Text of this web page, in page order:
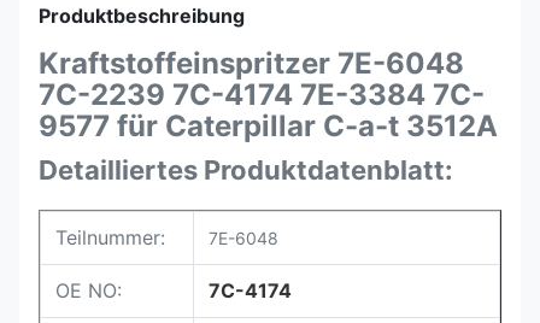
Produktbeschreibung
Kraftstoffeinspritzer 7E-6048
7C-2239 7C-4174 7E-3384 7C-
9577 für Caterpillar C-a-t 3512A
Detailliertes Produktdatenblatt:
Teilnummer: 7E-6048
OE NO: 7C-4174